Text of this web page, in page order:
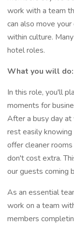
work with a team
can also move
within culture.
hotel roles.
What you will do:
In this role, you'll
moments for
After a busy day
rest easily
offer cleaner
don't cost extra.
our guests coming
As an essential
work on a team
members